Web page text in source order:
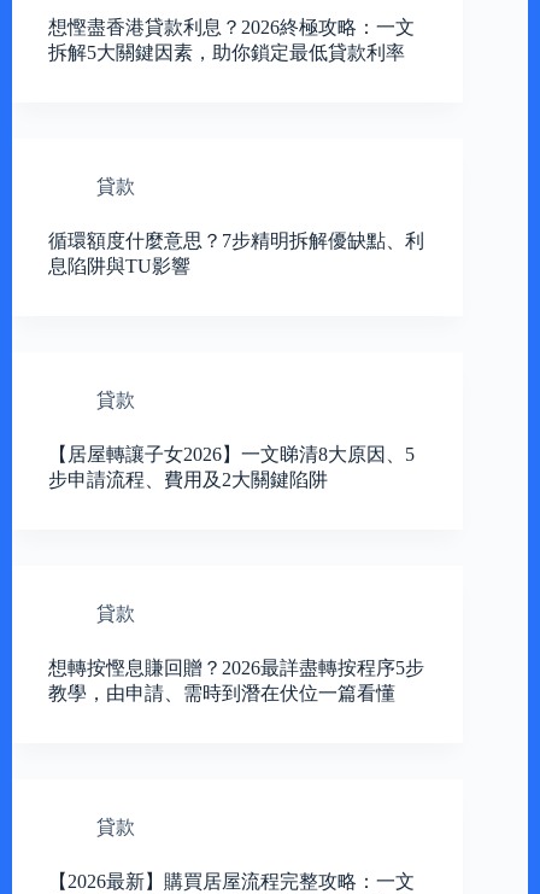
想慳盡香港貸款利息？2026終極攻略：一文
拆解5大關鍵因素，助你鎖定最低貸款利率
貸款
循環額度什麼意思？7步精明拆解優缺點、利
息陷阱與TU影響
貸款
【居屋轉讓子女2026】一文睇清8大原因、5
步申請流程、費用及2大關鍵陷阱
貸款
想轉按慳息賺回贈？2026最詳盡轉按程序5步
教學，由申請、需時到潛在伏位一篇看懂
貸款
【2026最新】購買居屋流程完整攻略：一文